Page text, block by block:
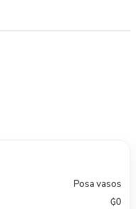
Posa vasos
₲0